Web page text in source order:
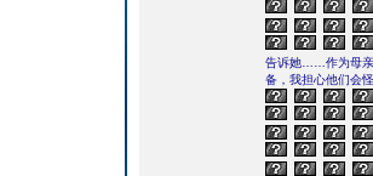
告诉她……作为母亲
备，我担心他们会